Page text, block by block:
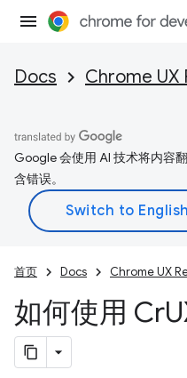
Docs Chrome UX
Google 会使用 AI 技术将内容
含错误。
首页 Docs Chrome UX
如何使用 Cr